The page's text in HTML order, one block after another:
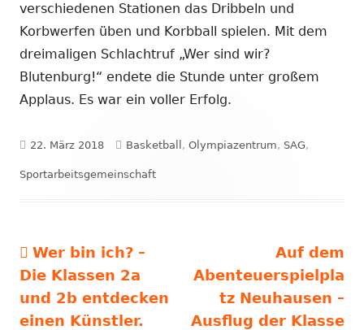
verschiedenen Stationen das Dribbeln und
Korbwerfen üben und Korbball spielen. Mit dem
dreimaligen Schlachtruf „Wer sind wir?
Blutenburg!“ endete die Stunde unter großem
Applaus. Es war ein voller Erfolg.
Veröffentlicht
am
22. März 2018 Schlagwörter
Basketball , Olympiazentrum, SAG,
Sportarbeitsgemeinschaft
Beitragsnavigation
Vorheriger
Beitrag:
Wer bin ich? –
Die Klassen 2a
und 2b entdecken
einen Künstler.
Nächster
Beitrag
Auf dem
Abenteuerspielpla
tz Neuhausen –
Ausflug der Klasse